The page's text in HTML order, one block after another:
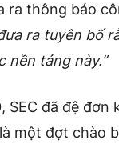
ra thông báo
ra tuyên bố
nền tảng này.”
SEC đã đệ đơn
một đợt chào